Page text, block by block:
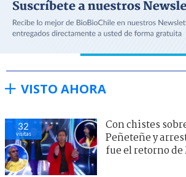
VISTO AHORA
32
visitas
Con chistes
Peñeteñe y
fue el retorno